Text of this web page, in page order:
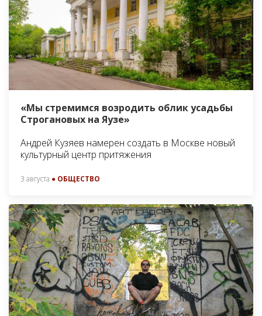
«Мы стремимся возродить облик усадьбы
Строгановых на Яузе»
Андрей Кузяев намерен создать в Москве новый
культурный центр притяжения
3 августа ● ОБЩЕСТВО